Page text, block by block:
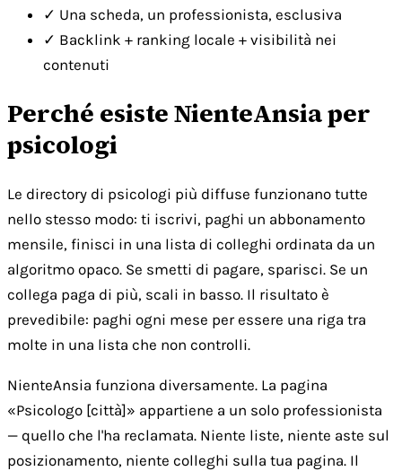
✓ Una scheda, un professionista, esclusiva
✓ Backlink + ranking locale + visibilità nei
contenuti
Perché esiste NienteAnsia per
psicologi
Le directory di psicologi più diffuse funzionano tutte
nello stesso modo: ti iscrivi, paghi un abbonamento
mensile, finisci in una lista di colleghi ordinata da un
algoritmo opaco. Se smetti di pagare, sparisci. Se un
collega paga di più, scali in basso. Il risultato è
prevedibile: paghi ogni mese per essere una riga tra
molte in una lista che non controlli.
NienteAnsia funziona diversamente. La pagina
«Psicologo [città]» appartiene a un solo professionista
— quello che l'ha reclamata. Niente liste, niente aste sul
posizionamento, niente colleghi sulla tua pagina. Il